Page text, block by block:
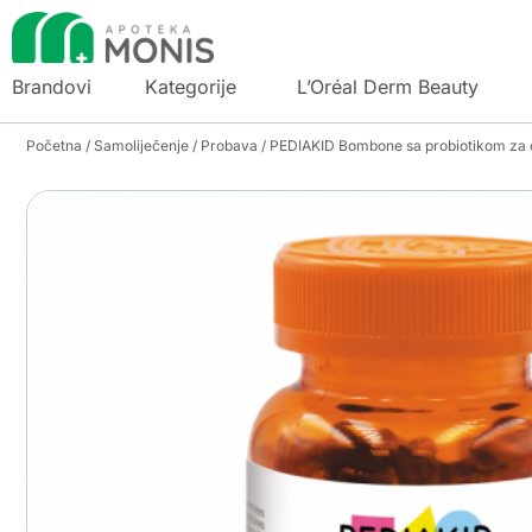
Brandovi Kategorije L’Oréal Derm Beauty
Početna / Samoliječenje / Probava / PEDIAKID Bombone sa probiotikom za